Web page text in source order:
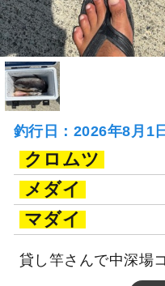
釣行日：2026年8月1
クロムツ
メダイ
マダイ
貸し竿さんで中深場